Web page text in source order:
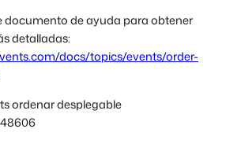
documento de ayuda para obtener
detalladas:
docs/topics/events/order-